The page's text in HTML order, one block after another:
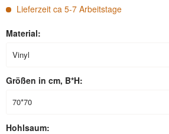
Lieferzeit ca 5-7 Arbeitstage
Material:
Größen in cm, B*H:
Hohlsaum: